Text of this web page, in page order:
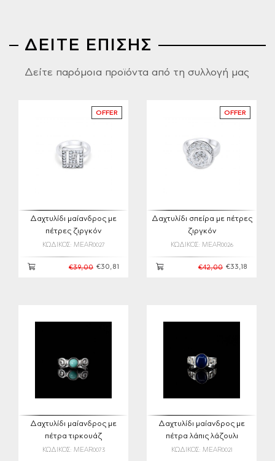
ΔΕΙΤΕ ΕΠΙΣΗΣ
Δείτε παρόμοια προϊόντα από τη συλλογή μας
OFFER
Δαχτυλίδι μαίανδρος με
πέτρες ζιργκόν
ΚΩΔΙΚΟΣ: MEAR0027
€30,81
€39,00
OFFER
Δαχτυλίδι σπείρα με πέτρες
ζιργκόν
ΚΩΔΙΚΟΣ: MEAR0026
€33,18
€42,00
Δαχτυλίδι μαίανδρος με
πέτρα τιρκουάζ
ΚΩΔΙΚΟΣ: MEAR0073
Δαχτυλίδι μαίανδρος με
πέτρα λάπις λάζουλι
ΚΩΔΙΚΟΣ: MEAR0021